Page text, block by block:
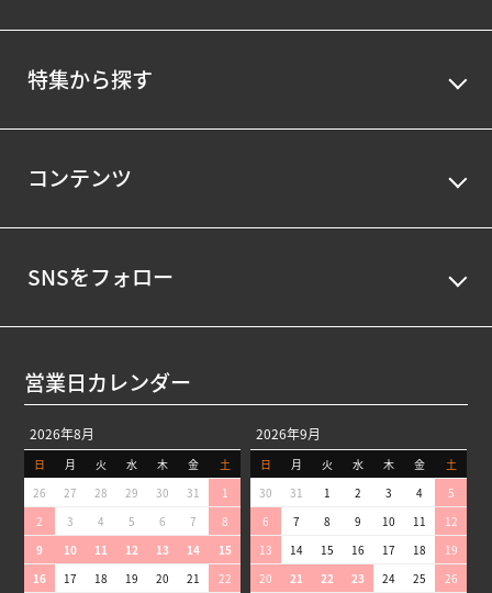
特集から探す
コンテンツ
SNSをフォロー
営業日カレンダー
2026年8月
日 月 火 水 木 金
土
26
27 28 29 30 31
1
2
3 4 5 6 7
8
9
10 11 12 13 14
15
16
17 18 19 20 21
22
2026年9月
日 月 火 水 木 金
土
30
31 1 2 3 4
5
6
7 8 9 10 11
12
13
14 15 16 17 18
19
20
21 22 23 24 25
26